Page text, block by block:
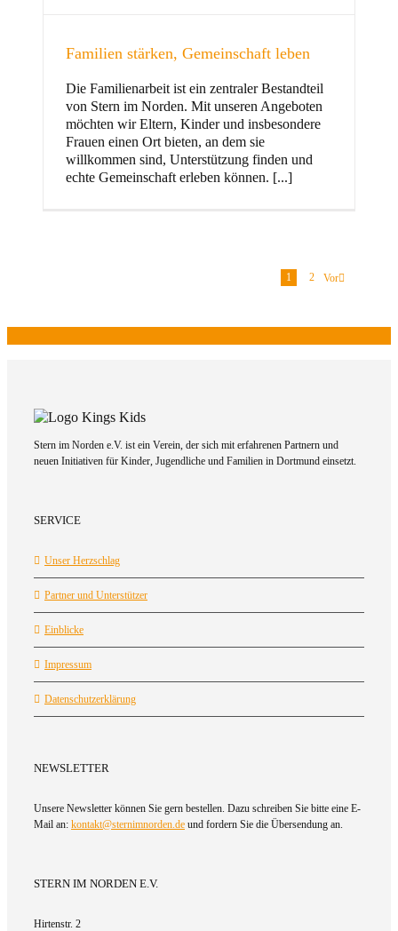
Familien stärken, Gemeinschaft leben
Die Familienarbeit ist ein zentraler Bestandteil
von Stern im Norden. Mit unseren Angeboten
möchten wir Eltern, Kinder und insbesondere
Frauen einen Ort bieten, an dem sie
willkommen sind, Unterstützung finden und
echte Gemeinschaft erleben können. [...]
1 2 Vor
Stern im Norden e.V. ist ein Verein, der sich mit erfahrenen Partnern und
neuen Initiativen für Kinder, Jugendliche und Familien in Dortmund einsetzt.
SERVICE
Unser Herzschlag
Partner und Unterstützer
Einblicke
Impressum
Datenschutzerklärung
NEWSLETTER
Unsere Newsletter können Sie gern bestellen. Dazu schreiben Sie bitte eine E-
Mail an: kontakt@sternimnorden.de und fordern Sie die Übersendung an.
STERN IM NORDEN E.V.
Hirtenstr. 2